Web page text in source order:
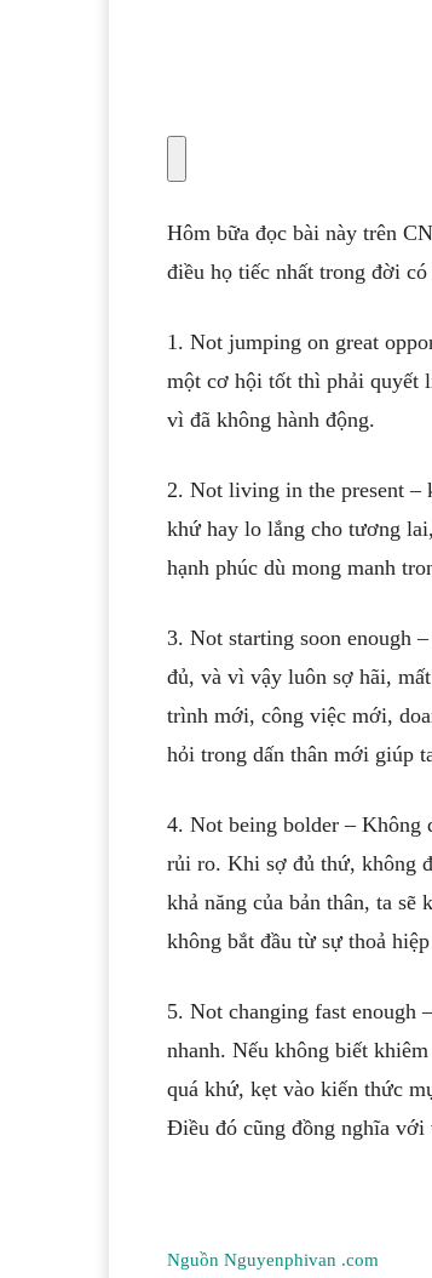
Hôm bữa đọc bài này trên
điều họ tiếc nhất trong đời
1. Not jumping on great
một cơ hội tốt thì phải quyết
vì đã không hành động.
2. Not living in the present –
khứ hay lo lắng cho tương
hạnh phúc dù mong manh
3. Not starting soon enough
đủ, và vì vậy luôn sợ hãi,
trình mới, công việc mới,
hỏi trong dấn thân mới giúp
4. Not being bolder – Không
rủi ro. Khi sợ đủ thứ, không
khả năng của bản thân, ta
không bắt đầu từ sự thoả
5. Not changing fast enough
nhanh. Nếu không biết
quá khứ, kẹt vào kiến thức
Điều đó cũng đồng nghĩa với
Nguồn Nguyenphivan .com